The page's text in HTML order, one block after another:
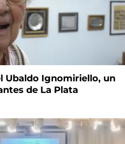
Ubaldo Ignomiriello, un
de La Plata